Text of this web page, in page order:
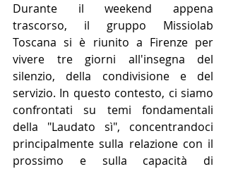
Durante il weekend appena
trascorso, il gruppo Missiolab
Toscana si è riunito a Firenze per
vivere tre giorni all'insegna del
silenzio, della condivisione e del
servizio. In questo contesto, ci siamo
confrontati su temi fondamentali
della "Laudato sì", concentrandoci
principalmente sulla relazione con il
prossimo e sulla capacità di